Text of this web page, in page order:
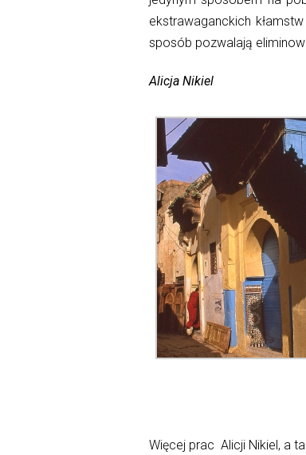
ekstrawaganckich
sposób pozwalają
Alicja Nikiel
Więcej prac Alicji Nikiel, a